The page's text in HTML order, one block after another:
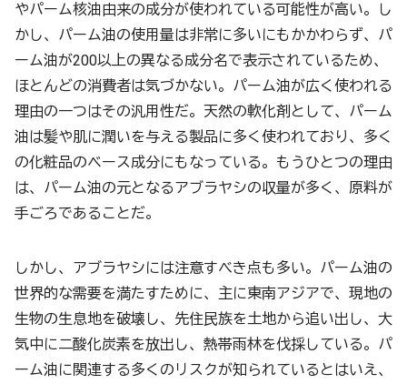
やパーム核油由来の成分が使われている可能性が高い。し
かし、パーム油の使用量は非常に多いにもかかわらず、パ
ーム油が200以上の異なる成分名で表示されているため、
ほとんどの消費者は気づかない。パーム油が広く使われる
理由の一つはその汎用性だ。天然の軟化剤として、パーム
油は髪や肌に潤いを与える製品に多く使われており、多く
の化粧品のベース成分にもなっている。もうひとつの理由
は、パーム油の元となるアブラヤシの収量が多く、原料が
手ごろであることだ。
しかし、アブラヤシには注意すべき点も多い。パーム油の
世界的な需要を満たすために、主に東南アジアで、現地の
生物の生息地を破壊し、先住民族を土地から追い出し、大
気中に二酸化炭素を放出し、熱帯雨林を伐採している。パ
ーム油に関連する多くのリスクが知られているとはいえ、